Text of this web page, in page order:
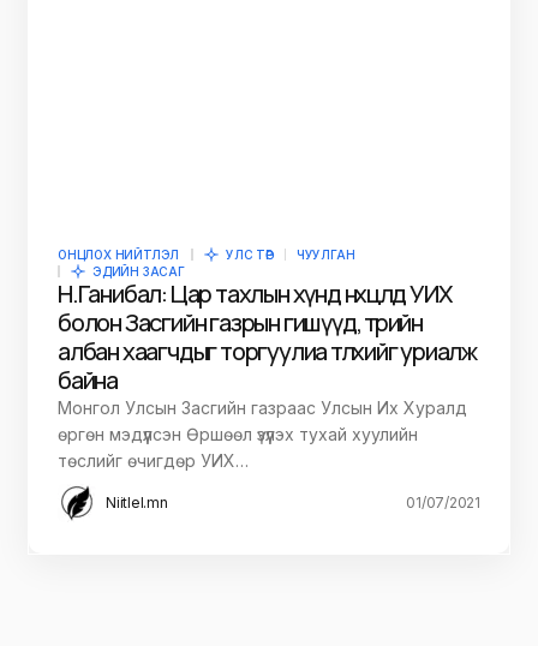
ОНЦЛОХ НИЙТЛЭЛ УЛС ТӨР
ЧУУЛГАН
ЭДИЙН ЗАСАГ
Н.Ганибал: Цар тахлын хүнд нөхцөлд УИХ
болон Засгийн газрын гишүүд, төрийн
албан хаагчдыг торгуулиа төлөхийг уриалж
байна
Монгол Улсын Засгийн газраас Улсын Их Хуралд
өргөн мэдүүлсэн Өршөөл үзүүлэх тухай хуулийн
төслийг өчигдөр УИХ…
Niitlel.mn 01/07/2021